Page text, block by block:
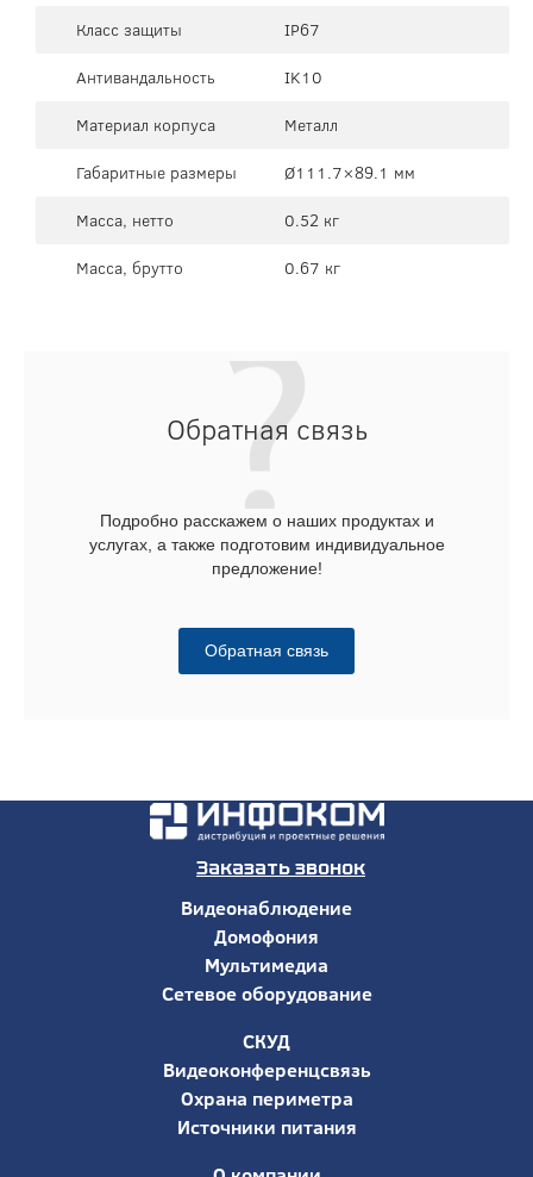
Класс защиты
IP67
Антивандальность
IK10
Материал корпуса
Металл
Габаритные размеры
Ø111.7×89.1 мм
Масса, нетто
0.52 кг
Масса, брутто
0.67 кг
Обратная связь
Подробно расскажем о наших продуктах и
услугах, а также подготовим индивидуальное
предложение!
Обратная связь
Заказать звонок
Видеонаблюдение
Домофония
Мультимедиа
Сетевое оборудование
СКУД
Видеоконференцсвязь
Охрана периметра
Источники питания